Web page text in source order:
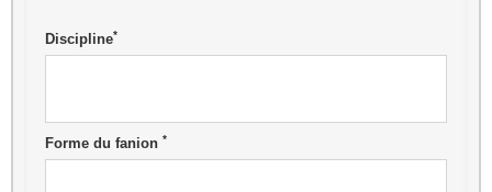
Discipline*
Forme du fanion *